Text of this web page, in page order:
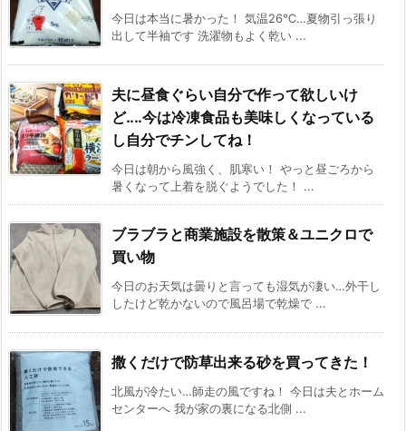
今日は本当に暑かった！ 気温26℃…夏物引っ張り
出して半袖です 洗濯物もよく乾い ...
夫に昼食ぐらい自分で作って欲しいけ
ど‥‥今は冷凍食品も美味しくなっている
し自分でチンしてね！
今日は朝から風強く、肌寒い！ やっと昼ごろから
暑くなって上着を脱ぐようでした！ ...
ブラブラと商業施設を散策＆ユニクロで
買い物
今日のお天気は曇りと言っても湿気が凄い…外干し
したけど乾かないので風呂場で乾燥で ...
撒くだけで防草出来る砂を買ってきた！
北風が冷たい…師走の風ですね！ 今日は夫とホーム
センターへ 我が家の裏になる北側 ...